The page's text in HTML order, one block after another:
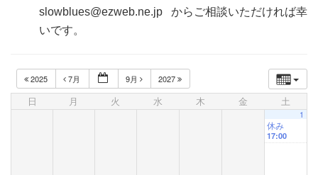
slowblues@ezweb.ne.jp からご相談いただければ幸
いです。
2025 7月 9月 2027
日 月 火 水 木 金 土
1
休み
17:00